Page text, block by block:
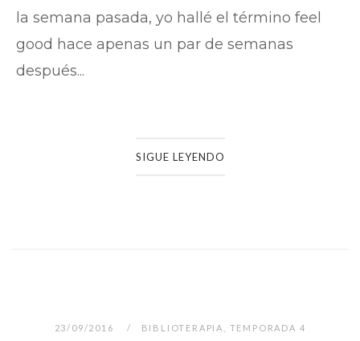
la semana pasada, yo hallé el término feel
good hace apenas un par de semanas
después...
SIGUE LEYENDO
23/09/2016 BIBLIOTERAPIA TEMPORADA 4